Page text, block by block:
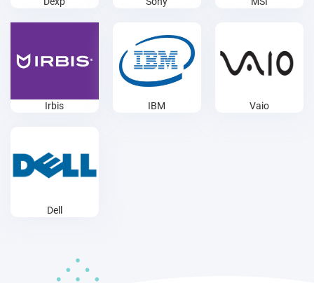
Irbis IBM Vaio
Dell